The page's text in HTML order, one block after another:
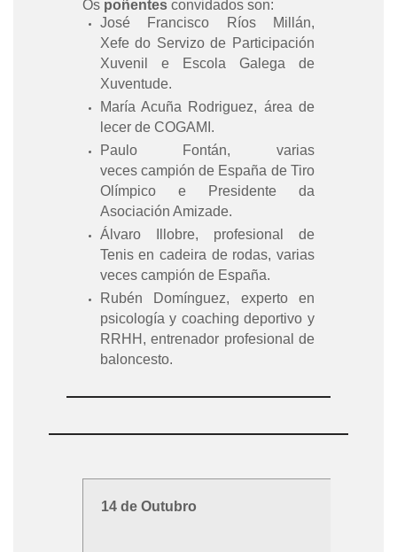
Os poñentes convidados son:
José Francisco Ríos Millán,
Xefe do Servizo de Participación
Xuvenil e Escola Galega de
Xuventude.
María Acuña Rodriguez, área de
lecer de COGAMI.
Paulo Fontán, varias
veces campión de España de Tiro
Olímpico e Presidente da
Asociación Amizade.
Álvaro Illobre, profesional de
Tenis en cadeira de rodas, varias
veces campión de España.
Rubén Domínguez, experto en
psicología y coaching deportivo y
RRHH, entrenador profesional de
baloncesto.
14 de Outubro